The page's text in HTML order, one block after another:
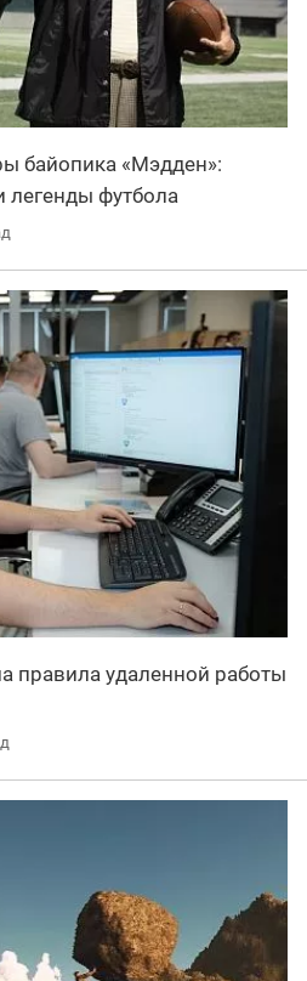
байопика «Мэдден»:
футбола
правила удаленной работы